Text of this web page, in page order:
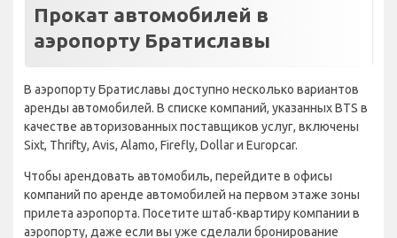
Прокат автомобилей в
аэропорту Братиславы
В аэропорту Братиславы доступно несколько вариантов
аренды автомобилей. В списке компаний, указанных BTS в
качестве авторизованных поставщиков услуг, включены
Sixt, Thrifty, Avis, Alamo, Firefly, Dollar и Europcar.
Чтобы арендовать автомобиль, перейдите в офисы
компаний по аренде автомобилей на первом этаже зоны
прилета аэропорта. Посетите штаб-квартиру компании в
аэропорту, даже если вы уже сделали бронирование